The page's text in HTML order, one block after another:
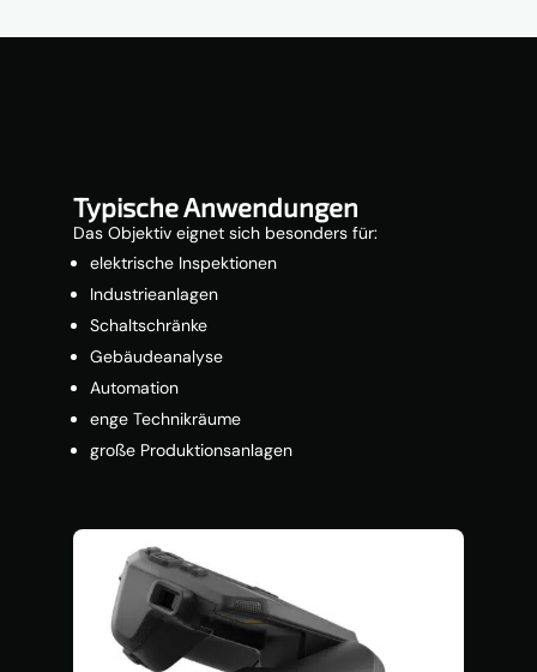
Typische Anwendungen
Das Objektiv eignet sich besonders für:
elektrische Inspektionen
Industrieanlagen
Schaltschränke
Gebäudeanalyse
Automation
enge Technikräume
große Produktionsanlagen